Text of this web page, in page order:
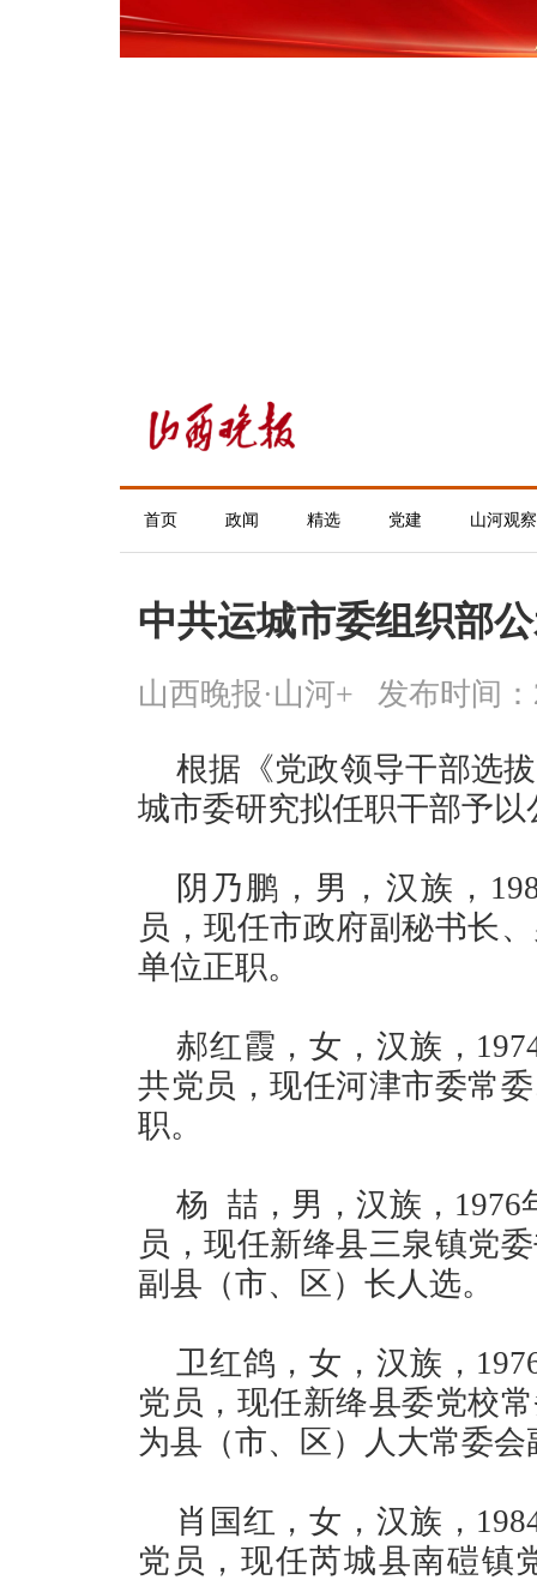
首页 政闻 精选 党建 山河观察
中共运城市委组织部
山西晚报·山河+ 发布时间：
根据《党政领导干部选
城市委研究拟任职干部予以
阴乃鹏，男，汉族，
员，现任市政府副秘书长
单位正职。
郝红霞，女，汉族，
共党员，现任河津市委常
职。
杨 喆，男，汉族，1976
员，现任新绛县三泉镇党
副县（市、区）长人选。
卫红鸽，女，汉族，
党员，现任新绛县委党校
为县（市、区）人大常委
肖国红，女，汉族，
党员，现任芮城县南磑镇